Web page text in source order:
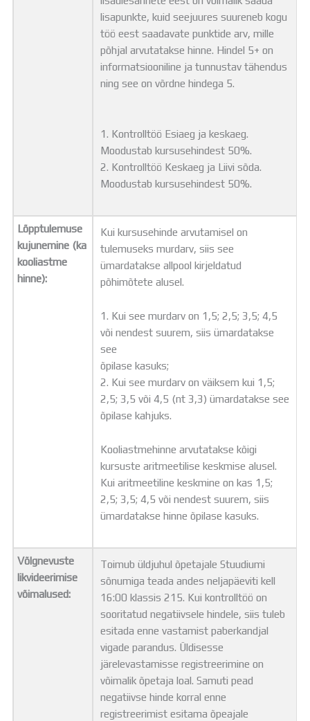
lisapunkte, kuid seejuures suureneb kogu
töö eest saadavate punktide arv, mille
põhjal arvutatakse hinne. Hindel 5+ on
informatsiooniline ja tunnustav tähendus
ning see on võrdne hindega 5.
1. Kontrolltöö Esiaeg ja keskaeg.
Moodustab kursusehindest 50%.
2. Kontrolltöö Keskaeg ja Liivi sõda.
Moodustab kursusehindest 50%.
Lõpptulemuse
kujunemine (ka
kooliastme
hinne):
Kui kursusehinde arvutamisel on
tulemuseks murdarv, siis see
ümardatakse allpool kirjeldatud
põhimõtete alusel.
1. Kui see murdarv on 1,5; 2,5; 3,5; 4,5
või nendest suurem, siis ümardatakse
see
õpilase kasuks;
2. Kui see murdarv on väiksem kui 1,5;
2,5; 3,5 või 4,5 (nt 3,3) ümardatakse see
õpilase kahjuks.
Kooliastmehinne arvutatakse kõigi
kursuste aritmeetilise keskmise alusel.
Kui aritmeetiline keskmine on kas 1,5;
2,5; 3,5; 4,5 või nendest suurem, siis
ümardatakse hinne õpilase kasuks.
Võlgnevuste
likvideerimise
võimalused:
Toimub üldjuhul õpetajale Stuudiumi
sõnumiga teada andes neljapäeviti kell
16:00 klassis 215. Kui kontrolltöö on
sooritatud negatiivsele hindele, siis tuleb
esitada enne vastamist paberkandjal
vigade parandus. Üldisesse
järelevastamisse registreerimine on
võimalik õpetaja loal. Samuti pead
negatiivse hinde korral enne
registreerimist esitama õpeajale